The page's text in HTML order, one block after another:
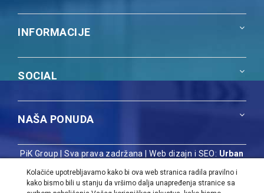
INFORMACIJE
SOCIAL
NAŠA PONUDA
PiK Group | Sva prava zadržana |Web dizajn i SEO: Urban
Kolačiće upotrebljavamo kako bi ova web stranica radila pravilno i
kako bismo bili u stanju da vršimo dalja unapređenja stranice sa